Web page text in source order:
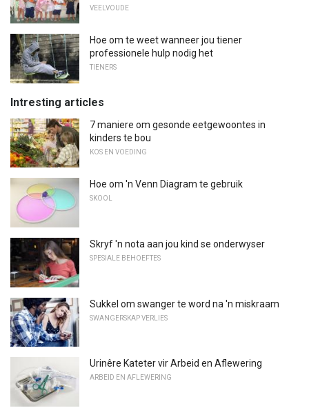
VEELVOUDE
Hoe om te weet wanneer jou tiener
professionele hulp nodig het
TIENERS
Intresting articles
7 maniere om gesonde eetgewoontes in
kinders te bou
KOS EN VOEDING
Hoe om 'n Venn Diagram te gebruik
SKOOL
Skryf 'n nota aan jou kind se onderwyser
SPESIALE BEHOEFTES
Sukkel om swanger te word na 'n miskraam
SWANGERSKAP VERLIES
Urinêre Kateter vir Arbeid en Aflewering
ARBEID EN AFLEWERING